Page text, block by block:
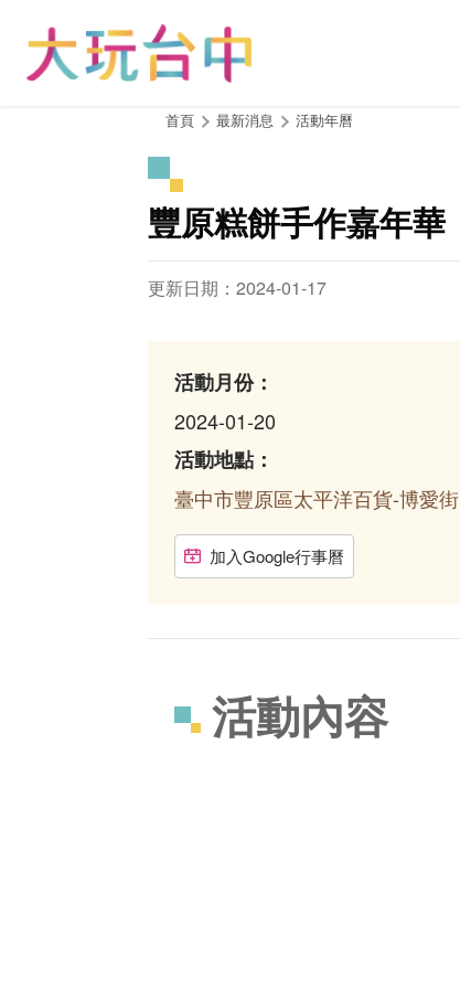
首頁 最新消息 活動年曆
豐原糕餅手作嘉年華
更新日期：2024-01-17
活動月份：
2024-01-20
活動地點：
臺中市豐原區太平洋百貨-博愛街
加入Google行事曆
活動內容